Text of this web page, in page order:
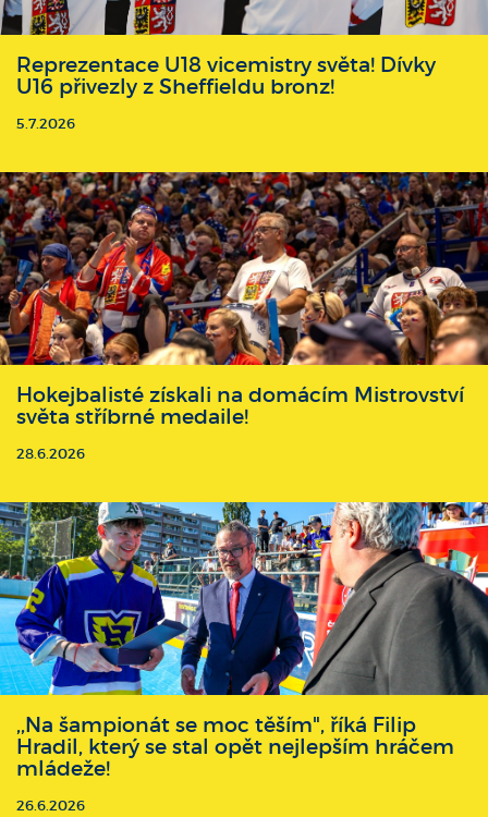
Reprezentace U18 vicemistry světa! Dívky
U16 přivezly z Sheffieldu bronz!
5.7.2026
Hokejbalisté získali na domácím Mistrovství
světa stříbrné medaile!
28.6.2026
,,Na šampionát se moc těším", říká Filip
Hradil, který se stal opět nejlepším hráčem
mládeže!
26.6.2026